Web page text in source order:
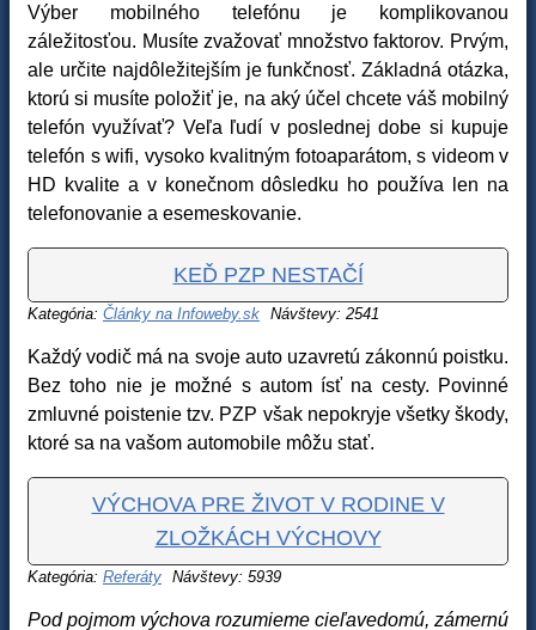
Výber mobilného telefónu je komplikovanou
záležitosťou. Musíte zvažovať množstvo faktorov. Prvým,
ale určite najdôležitejším je funkčnosť. Základná otázka,
ktorú si musíte položiť je, na aký účel chcete váš mobilný
telefón využívať? Veľa ľudí v poslednej dobe si kupuje
telefón s wifi, vysoko kvalitným fotoaparátom, s videom v
HD kvalite a v konečnom dôsledku ho používa len na
telefonovanie a esemeskovanie.
KEĎ PZP NESTAČÍ
Kategória: Články na Infoweby.sk Návštevy: 2541
Každý vodič má na svoje auto uzavretú zákonnú poistku.
Bez toho nie je možné s autom ísť na cesty. Povinné
zmluvné poistenie tzv. PZP však nepokryje všetky škody,
ktoré sa na vašom automobile môžu stať.
VÝCHOVA PRE ŽIVOT V RODINE V
ZLOŽKÁCH VÝCHOVY
Kategória: Referáty Návštevy: 5939
Pod pojmom výchova rozumieme cieľavedomú, zámernú